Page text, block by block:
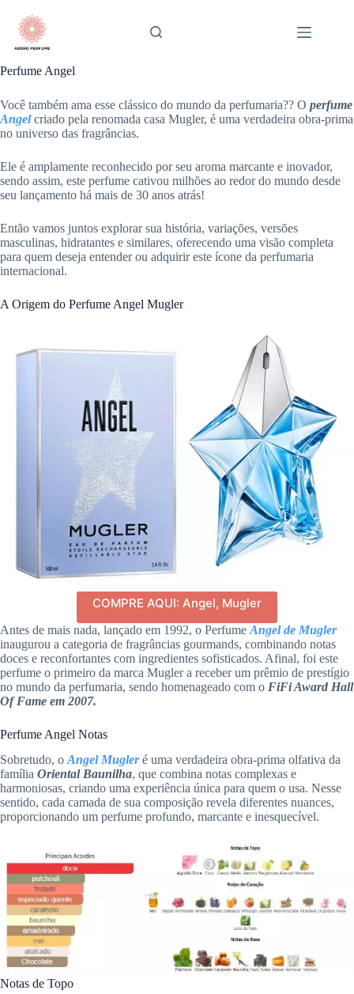
para
conteúdo
Perfume Angel
Você também ama esse clássico do mundo da perfumaria?? O perfume
Angelcriado pela renomada casa Mugler, é uma verdadeira obra-prima
no universo das fragrâncias.
Ele é amplamente reconhecido por seu aroma marcante e inovador,
sendo assim, este perfume cativou milhões ao redor do mundo desde
seu lançamento há mais de 30 anos atrás!
Então vamos juntos explorar sua história, variações, versões
masculinas, hidratantes e similares, oferecendo uma visão completa
para quem deseja entender ou adquirir este ícone da perfumaria
internacional.
A Origem do Perfume Angel Mugler
COMPRE AQUI: Angel, Mugler
Antes de mais nada, lançado em 1992, o Perfume Angel de Mugler
inaugurou a categoria de fragrâncias gourmands, combinando notas
doces e reconfortantes com ingredientes sofisticados. Afinal, foi este
perfume o primeiro da marca Mugler a receber um prêmio de prestígio
no mundo da perfumaria, sendo homenageado com o FiFi Award Hall
Of Fame em 2007.
Perfume Angel Notas
Sobretudo, o Angel Mugleré uma verdadeira obra-prima olfativa da
família Oriental Baunilha, que combina notas complexas e
harmoniosas, criando uma experiência única para quem o usa. Nesse
sentido, cada camada de sua composição revela diferentes nuances,
proporcionando um perfume profundo, marcante e inesquecível.
Notas de Topo